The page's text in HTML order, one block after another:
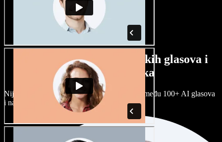
Veliki izbor muških i ženskih glasova i
raznih naglasaka
Nijedan projekt ne mora zvučati isto. Birajte među 100+ AI glasova
i naglasaka i prilagodite ih sebi.